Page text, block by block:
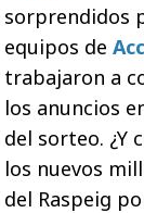
sorprendidos
equipos de
trabajaron a
los anuncios
del sorteo. ¿Y
los nuevos
del Raspeig